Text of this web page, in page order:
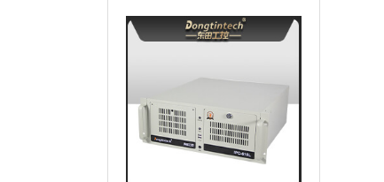
度台移动终端|DTG-U1713-